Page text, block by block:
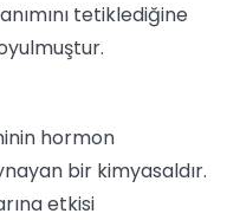
tetiklediğine
hormon
bir kimyasaldır.
etkisi